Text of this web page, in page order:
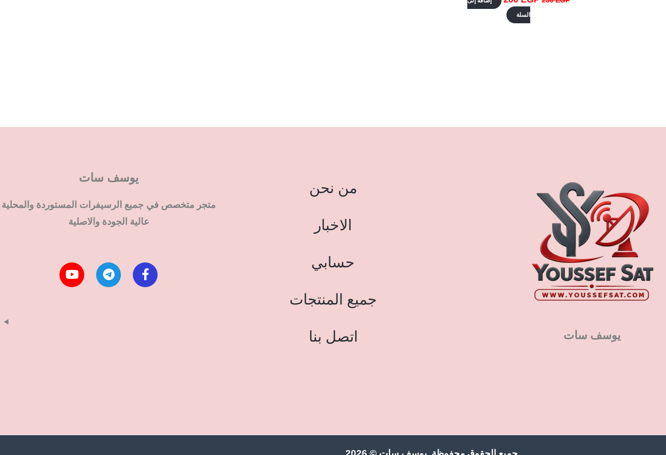
السلة
يوسف سات
من نحن
الاخبار
حسابي
جميع المنتجات
اتصل بنا
يوسف سات
متجر متخصص في جميع الرسيفرات المستوردة والمحلية
عالية الجودة والاصلية